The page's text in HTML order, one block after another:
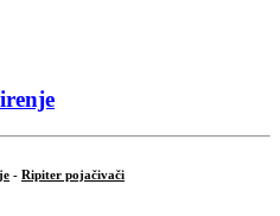
- Ripiter pojačivači